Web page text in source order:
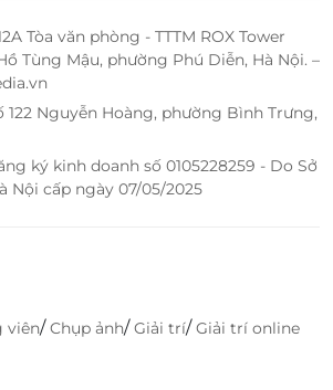
Khi bạn chọn món quà này, bạn
bữa ăn ngon, mà còn gửi đến
nghiệm đáng nhớ – nơi từng
và khoảnh khắc đều được nâng
Tòa văn phòng - TTTM ROX Tower
Tùng Mậu, phường Phú Diễn, Hà Nội. –
122 Nguyễn Hoàng, phường Bình Trưng,
ký kinh doanh số 0105228259 - Do Sở
Nội cấp ngày 07/05/2025
viên/Chụp ảnh/Giải trí/Giải trí online